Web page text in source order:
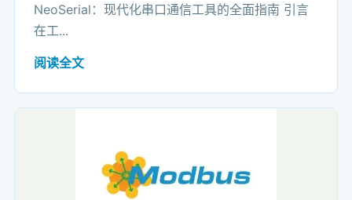
NeoSerial：现代化串口通信工具的全面指南 引言
在工...
阅读全文